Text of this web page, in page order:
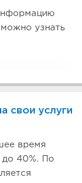
узнать
свои услуги
время
до 40%. По